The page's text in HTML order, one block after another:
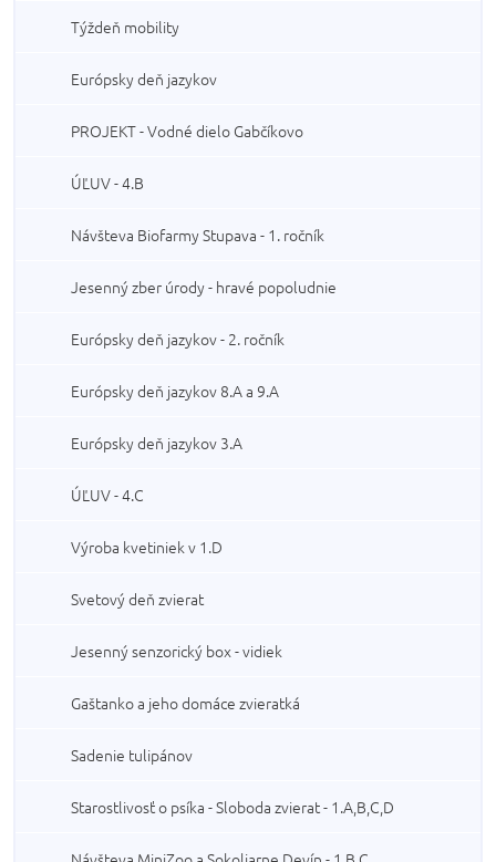
Týždeň mobility
Európsky deň jazykov
PROJEKT - Vodné dielo Gabčíkovo
ÚĽUV - 4.B
Návšteva Biofarmy Stupava - 1. ročník
Jesenný zber úrody - hravé popoludnie
Európsky deň jazykov - 2. ročník
Európsky deň jazykov 8.A a 9.A
Európsky deň jazykov 3.A
ÚĽUV - 4.C
Výroba kvetiniek v 1.D
Svetový deň zvierat
Jesenný senzorický box - vidiek
Gaštanko a jeho domáce zvieratká
Sadenie tulipánov
Starostlivosť o psíka - Sloboda zvierat - 1.A,B,C,D